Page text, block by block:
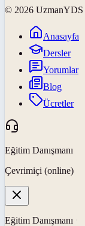
© 2026 UzmanYDS
Anasayfa
Dersler
Yorumlar
Blog
Ücretler
Eğitim Danışmanı
Çevrimiçi (online)
Eğitim Danışmanı